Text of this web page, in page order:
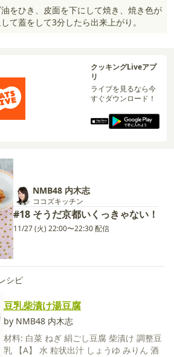
をひき、皮面を下にして焼き、焼き色が
て蓋をして3分したら出来上がり。
クッキングLiveアプ
リ
ライブを見るなら今
すぐダウンロード！
NMB48 内木志
ココズキッチン
#18 そうだ京都いくっきゃない！
11/27 (火) 22:00〜22:30 配信
シピ
豆乳柴漬け湯豆腐
by NMB48 内木志
材料: 白菜 ねぎ 絹ごし豆腐 柴漬け 調整豆
乳
【A】 水 粒状出汁 しょうゆ みりん 酒